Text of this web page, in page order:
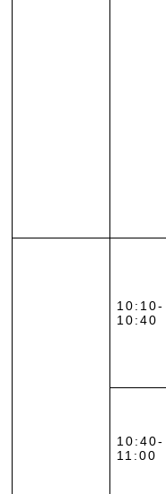
10:10-
10:40
10:40-
11:00